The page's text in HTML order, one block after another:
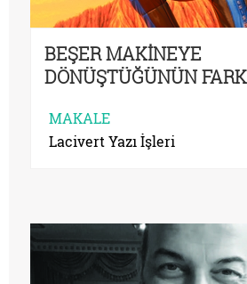
BEŞER MAKİNEYE
DÖNÜŞTÜĞÜNÜN
MAKALE
Lacivert Yazı İşleri